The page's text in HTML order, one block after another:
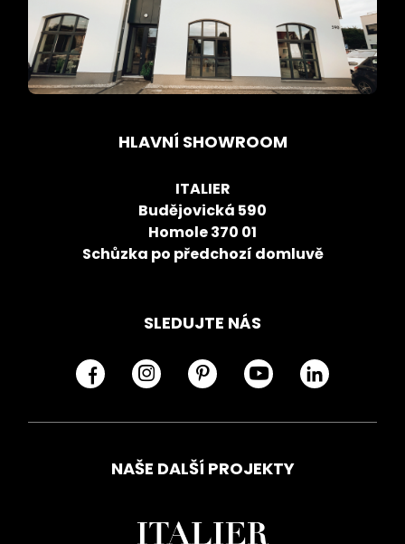
HLAVNÍ SHOWROOM
ITALIER
Budějovická 590
Homole 370 01
Schůzka po předchozí domluvě
SLEDUJTE NÁS
NAŠE DALŠÍ PROJEKTY